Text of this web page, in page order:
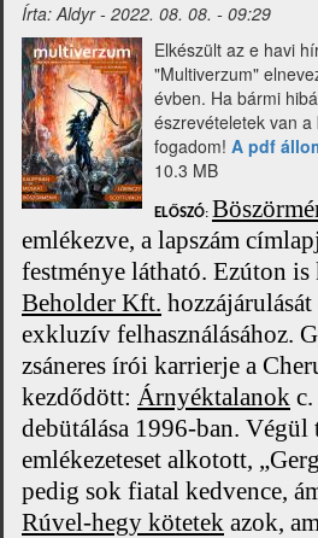
Írta:Aldyr- 2022. 08. 08. - 09:29
Elkészült az e havi
"Multiverzum"
évben. Ha bármi
észrevételetek van
fogadom! A pdf
10.3 MB
ELŐSZÓ: B
emlékezve, a lapszám
festménye látható. Ezúton is
Beholder Kft.
exkluzív felhasználásához.
zsáneres írói karrierje a
kezdődött: Árnyéktalanok
debütálása 1996-ban.
emlékezeteset alkotott,
pedig sok fiatal kedvence,
Rúvel-hegy kötetek azok,